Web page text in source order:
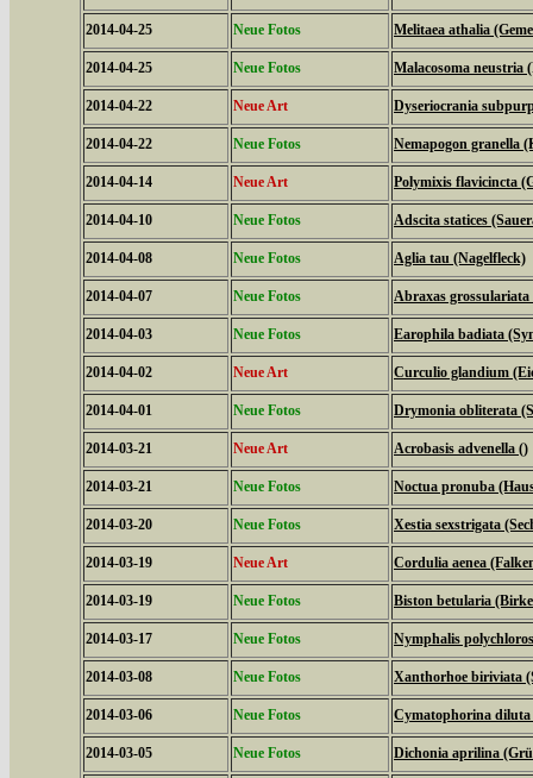
2014-04-25 Neue Fotos Melitaea athalia
2014-04-25 Neue Fotos Malacosoma neustria
2014-04-22 Neue Art Dyseriocrania
2014-04-22 Neue Fotos Nemapogon granella
2014-04-14 Neue Art Polymixis flavicincta
2014-04-10 Neue Fotos Adscita statices
2014-04-08 Neue Fotos Aglia tau (Nagelfleck)
2014-04-07 Neue Fotos Abraxas grossulariata
2014-04-03 Neue Fotos Earophila badiata
2014-04-02 Neue Art Curculio glandium
2014-04-01 Neue Fotos Drymonia obliterata
2014-03-21 Neue Art Acrobasis advenella ()
2014-03-21 Neue Fotos Noctua pronuba
2014-03-20 Neue Fotos Xestia sexstrigata
2014-03-19 Neue Art Cordulia aenea
2014-03-19 Neue Fotos Biston betularia
2014-03-17 Neue Fotos Nymphalis
2014-03-08 Neue Fotos Xanthorhoe biriviata
2014-03-06 Neue Fotos Cymatophorina
2014-03-05 Neue Fotos Dichonia aprilina